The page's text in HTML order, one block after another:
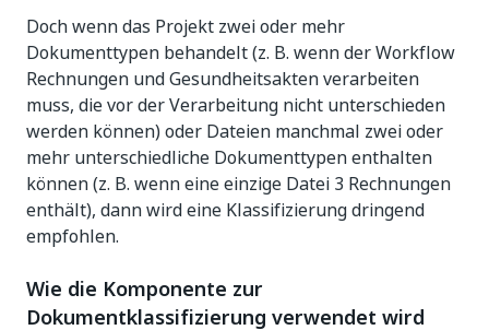
Doch wenn das Projekt zwei oder mehr
Dokumenttypen behandelt (z. B. wenn der Workflow
Rechnungen und Gesundheitsakten verarbeiten
muss, die vor der Verarbeitung nicht unterschieden
werden können) oder Dateien manchmal zwei oder
mehr unterschiedliche Dokumenttypen enthalten
können (z. B. wenn eine einzige Datei 3 Rechnungen
enthält), dann wird eine Klassifizierung dringend
empfohlen.
Wie die Komponente zur
Dokumentklassifizierung verwendet wird